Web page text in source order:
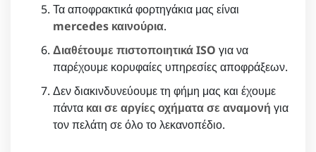
Τα αποφρακτικά φορτηγάκια μας είναι
mercedes καινούρια.
Διαθέτουμε πιστοποιητικά ISO για να
παρέχουμε κορυφαίες υπηρεσίες αποφράξεων.
Δεν διακινδυνεύουμε τη φήμη μας και έχουμε
πάντα και σε αργίες οχήματα σε αναμονή για
τον πελάτη σε όλο το λεκανοπέδιο.